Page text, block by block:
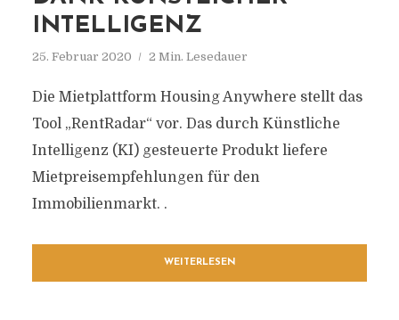
INTELLIGENZ
25. Februar 2020 2 Min. Lesedauer
Die Mietplattform Housing Anywhere stellt das
Tool „RentRadar“ vor. Das durch Künstliche
Intelligenz (KI) gesteuerte Produkt liefere
Mietpreisempfehlungen für den
Immobilienmarkt. .
WEITERLESEN